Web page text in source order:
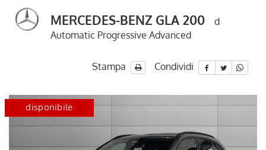
MERCEDES-BENZ GLA 200
d
Automatic Progressive Advanced
Stampa Condividi
certified